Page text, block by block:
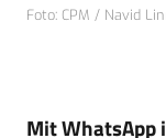
Foto: CPM / Navid
Mit WhatsApp